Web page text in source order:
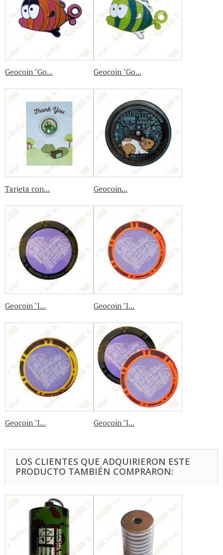
Geocoin "Go... Geocoin "Go...
Tarjeta con... Geocoin...
Geocoin "I... Geocoin "I...
Geocoin "I... Geocoin "I...
LOS CLIENTES QUE ADQUIRIERON ESTE
PRODUCTO TAMBIÉN COMPRARON: